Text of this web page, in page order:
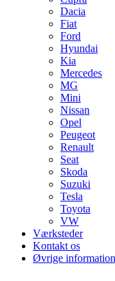
Dacia
Fiat
Ford
Hyundai
Kia
Mercedes
MG
Mini
Nissan
Opel
Peugeot
Renault
Seat
Skoda
Suzuki
Tesla
Toyota
VW
Værksteder
Kontakt os
Øvrige